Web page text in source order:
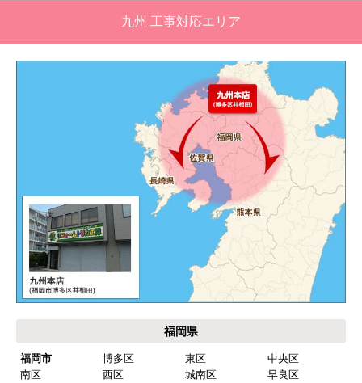
メールだとは知らず、確認できなかった。
エアコンが２００V対応型だが、同じ２００Vでも
業務用なのでコンセントの形状が違い、途中で工
事業者が買いに行く始末。注文時に形状の確認も
別の部屋もお願いしたいと考えていたが、少々不
akagenoane
欲しい商品をスムーズに注文できましたか？
九州 工事対応エリア
福岡県
福岡市 博多区 東区
中央区
南区
西区 城南区
早良区